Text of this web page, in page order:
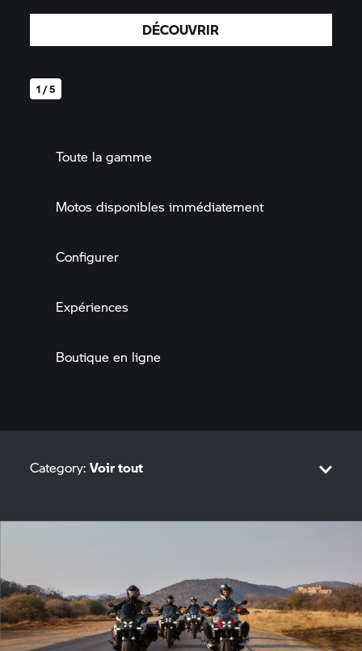
1 / 5
DÉCOUVRIR
Toute la gamme
Motos disponibles immédiatement
Configurer
Expériences
Boutique en ligne
Category:Voir tout
Sport
Adventure